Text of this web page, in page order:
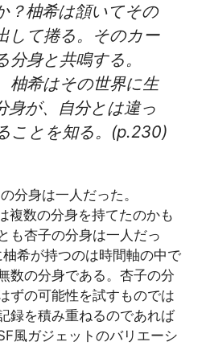
柚希は頷いてその
して捲る。そのカー
分身と共鳴する。
柚希はその世界に生
身が、自分とは違っ
ことを知る。(p.230)
分身は一人だった。
複数の分身を持てたのかも
も杏子の分身は一人だっ
希が持つのは時間軸の中で
数の分身である。杏子の分
ずの可能性を試すものでは
録を積み重ねるのであれば
風ガジェットのバリエーシ